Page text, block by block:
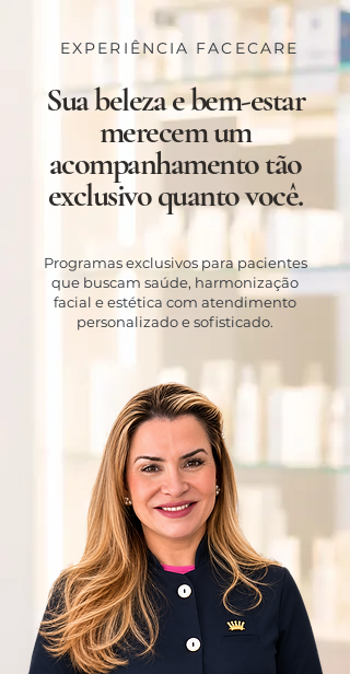
EXPERIÊNCIA FACECARE
Sua beleza e bem-estar
merecem um
acompanhamento tão
exclusivo quanto você.
Programas exclusivos para pacientes
que buscam saúde, harmonização
facial e estética com atendimento
personalizado e sofisticado.